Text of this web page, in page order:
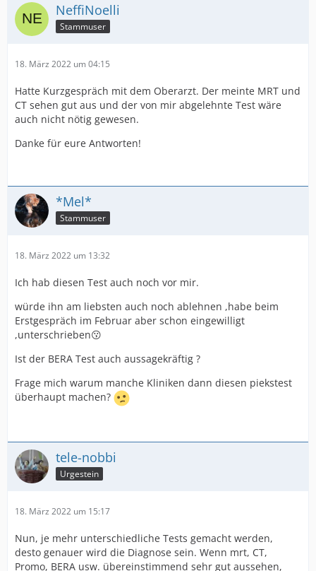
NeffiNoelli
Stammuser
18. März 2022 um 04:15
Hatte Kurzgespräch mit dem Oberarzt. Der meinte MRT und
CT sehen gut aus und der von mir abgelehnte Test wäre
auch nicht nötig gewesen.
Danke für eure Antworten!
*Mel*
Stammuser
18. März 2022 um 13:32
Ich hab diesen Test auch noch vor mir.
würde ihn am liebsten auch noch ablehnen ,habe beim
Erstgespräch im Februar aber schon eingewilligt
,unterschrieben😗
Ist der BERA Test auch aussagekräftig ?
Frage mich warum manche Kliniken dann diesen piekstest
überhaupt machen?
tele-nobbi
Urgestein
18. März 2022 um 15:17
Nun, je mehr unterschiedliche Tests gemacht werden,
desto genauer wird die Diagnose sein. Wenn mrt, CT,
Promo, BERA usw. übereinstimmend sehr gut aussehen,